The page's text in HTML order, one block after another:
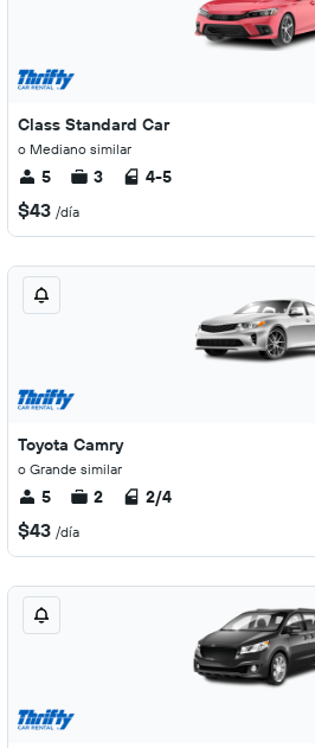
Class Standard Car
o Mediano similar
5 3 4-5
$43 /día
Toyota Camry
o Grande similar
5 2 2/4
$43 /día